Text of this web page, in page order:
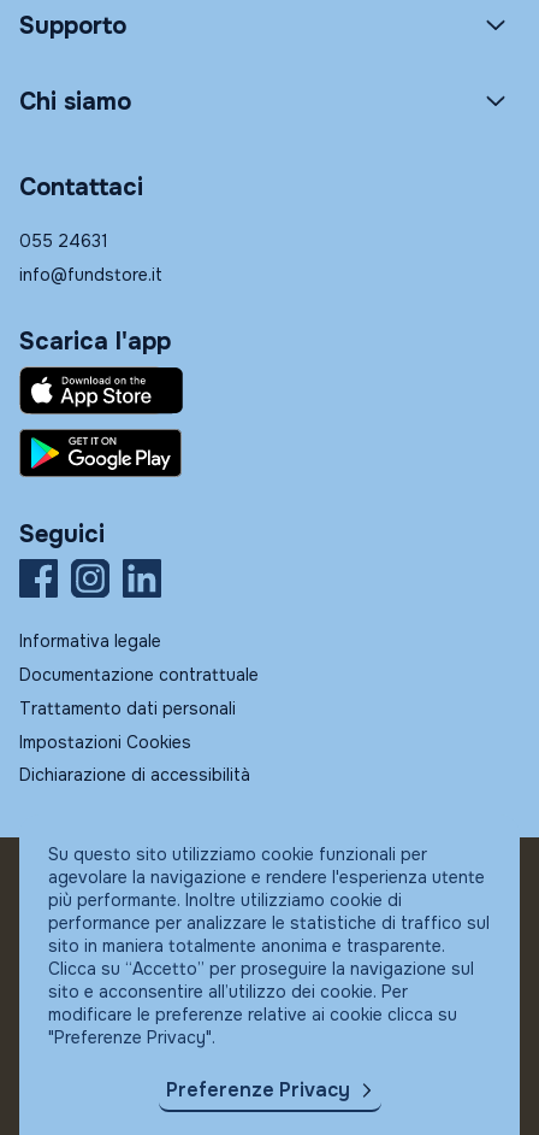
Supporto
Chi siamo
Contattaci
055 24631
info@fundstore.it
Scarica l'app
Seguici
Informativa legale
Documentazione contrattuale
Trattamento dati personali
Impostazioni Cookies
Dichiarazione di accessibilità
© Fundstore
Collocatore autorizzato:
Banca Ifigest SpA
P.Iva: 04337180485
Su questo sito utilizziamo cookie funzionali per
agevolare la navigazione e rendere l'esperienza utente
più performante. Inoltre utilizziamo cookie di
performance per analizzare le statistiche di traffico sul
sito in maniera totalmente anonima e trasparente.
Clicca su “Accetto” per proseguire la navigazione sul
sito e acconsentire all’utilizzo dei cookie. Per
modificare le preferenze relative ai cookie clicca su
"Preferenze Privacy".
Preferenze Privacy